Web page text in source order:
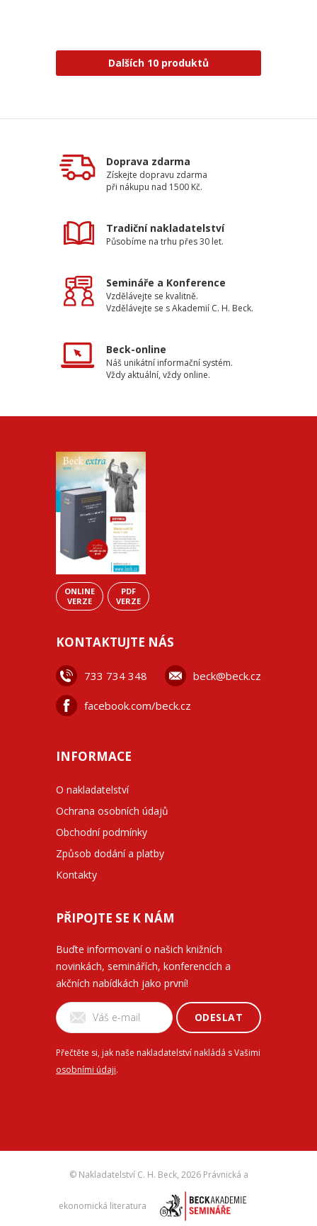
Dalších 10 produktů
Doprava zdarma
Získejte dopravu zdarma
při nákupu nad 1500 Kč.
Tradiční nakladatelství
Působíme na trhu přes 30 let.
Semináře a Konference
Vzdělávejte se kvalitně.
Vzdělávejte se s Akademií C. H. Beck.
Beck-online
Náš unikátní informační systém.
Vždy aktuální, vždy online.
ONLINE
VERZE
PDF
VERZE
KONTAKTUJTE NÁS
733 734 348 beck@beck.cz
facebook.com/beck.cz
INFORMACE
O nakladatelství
Ochrana osobních údajů
Obchodní podmínky
Způsob dodání a platby
Kontakty
PŘIPOJTE SE K NÁM
Buďte informovaní o našich knižních
novinkách, seminářích, konferencích a
akčních nabídkách jako první!
ODESLAT
Přečtěte si, jak naše nakladatelství nakládá s Vašimi
osobními údaji.
© Nakladatelství C. H. Beck, 2026 Právnická a
ekonomická literatura